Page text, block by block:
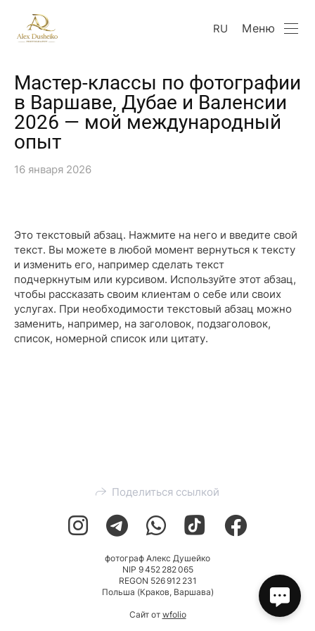
RU Меню
Мастер-классы по фотографии
в Варшаве, Дубае и Валенсии
2026 — мой международный
опыт
16 января 2026
Это текстовый абзац. Нажмите на него и введите свой
текст. Вы можете в любой момент вернуться к тексту
и изменить его, например сделать текст
подчеркнутым или курсивом. Используйте этот абзац,
чтобы рассказать своим клиентам о себе или своих
услугах. При необходимости текстовый абзац можно
заменить, например, на заголовок, подзаголовок,
список, номерной список или цитату.
Поделиться ссылкой
фотограф Алекс Душейко
NIP 9 452 282 065
REGON 526 912 231
Польша (Краков, Варшава)
Сайт от wfolio